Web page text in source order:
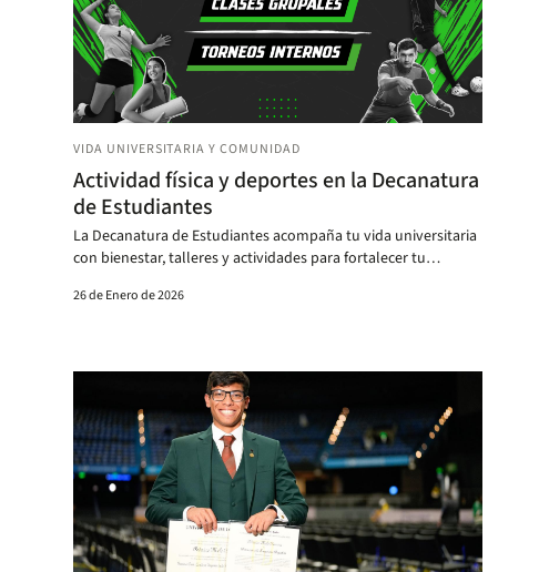
VIDA UNIVERSITARIA Y COMUNIDAD
Actividad física y deportes en la Decanatura
de Estudiantes
La Decanatura de Estudiantes acompaña tu vida universitaria
con bienestar, talleres y actividades para fortalecer tu
26 de Enero de 2026